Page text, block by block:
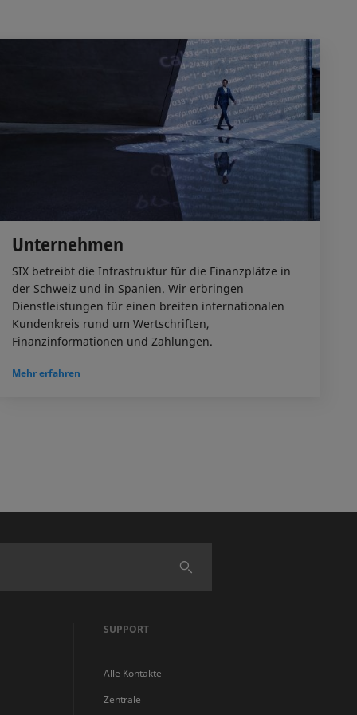
Unternehmen
SIX betreibt die Infrastruktur für die Finanzplätze in
der Schweiz und in Spanien. Wir erbringen
Dienstleistungen für einen breiten internationalen
Kundenkreis rund um Wertschriften,
Finanzinformationen und Zahlungen.
Mehr erfahren
Finden
SUPPORT
Alle Kontakte
Zentrale